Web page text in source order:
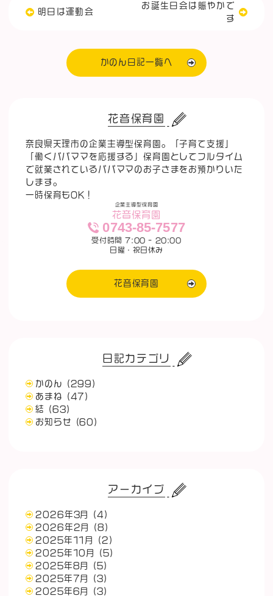
明日は運動会
お誕生日会は賑やかで
す
かのん日記一覧へ
花音保育園
奈良県天理市の企業主導型保育園。「子育て支援」
「働くパパママを応援する」保育園としてフルタイム
で就業されているパパママのお子さまをお預かりいた
します。
一時保育もOK！
企業主導型保育園
花音保育園
0743-85-7577
受付時間 7:00 - 20:00
日曜・祝日休み
花音保育園
日記カテゴリ
かのん
(299)
あまね
(47)
結
(63)
お知らせ
(60)
アーカイブ
2026年3月
(4)
2026年2月
(8)
2025年11月
(2)
2025年10月
(5)
2025年8月
(5)
2025年7月
(3)
2025年6月
(3)